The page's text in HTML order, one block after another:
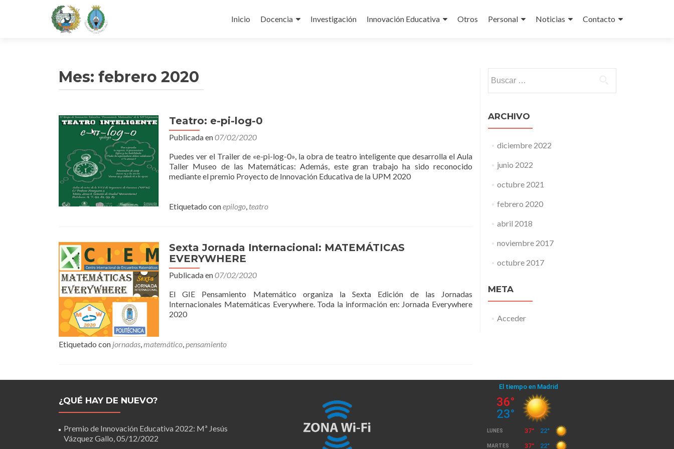
al
Inicio Docencia Investigación Innovación Educativa Otros Personal Noticias Contacto
Mes: febrero 2020
Teatro: e-pi-log-0
Publicada en07/02/2020
Puedes ver el Trailer de «e-pi-log-0», la obra de teatro inteligente que desarrolla el Aula
Taller Museo de las Matemáticas: Además, este gran trabajo ha sido reconocido
mediante el premio Proyecto de Innovación Educativa de la UPM 2020
Etiquetado conepilogo, teatro
Sexta Jornada Internacional: MATEMÁTICAS
EVERYWHERE
Publicada en07/02/2020
El GIE Pensamiento Matemático organiza la Sexta Edición de las Jornadas
Internacionales Matemáticas Everywhere. Toda la información en: Jornada Everywhere
2020
Etiquetado con jornadas,matemático,pensamiento
ARCHIVO
diciembre 2022
junio 2022
octubre 2021
febrero 2020
abril 2018
noviembre 2017
octubre 2017
META
Acceder
¿QUÉ HAY DE NUEVO?
Premio de Innovación Educativa 2022: Mª Jesús
Vázquez Gallo,05/12/2022